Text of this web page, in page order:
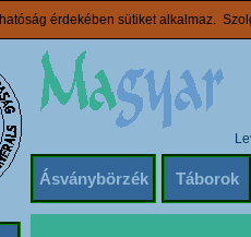
érdekében sütiket alkalmaz.
Ásványbörzék Táborok